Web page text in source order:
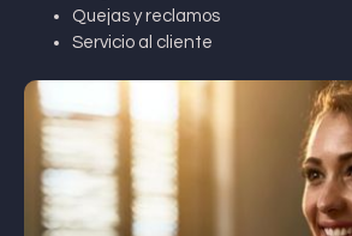
Quejas y reclamos
Servicio al cliente